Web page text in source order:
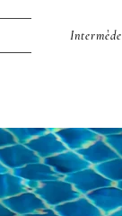
Intermède